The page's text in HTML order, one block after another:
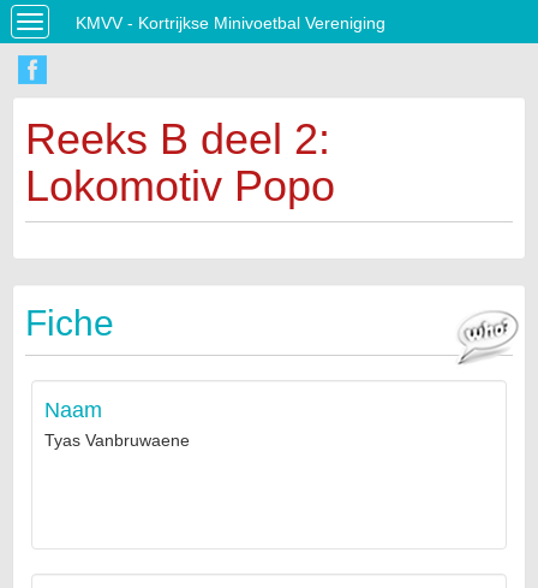
Toggle
navigation
KMVV - Kortrijkse Minivoetbal Vereniging
Reeks B deel 2:
Lokomotiv Popo
Fiche
Naam
Tyas Vanbruwaene